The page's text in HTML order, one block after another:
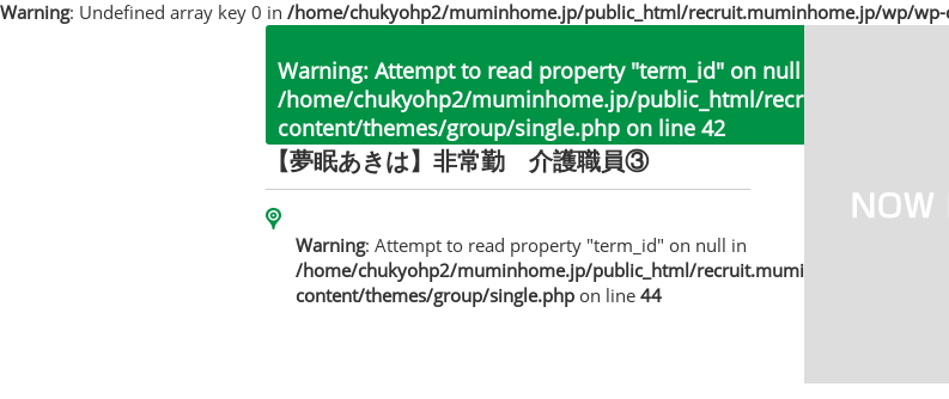
Warning: Undefined array key 0 in /home/chukyohp2/muminhome.jp/public_html/recruit.muminhome.jp/wp/
Warning: Attempt to read property "term_id" on null in
/home/chukyohp2/muminhome.jp/public_html/
content/themes/group/single.php on line 42
【夢眠あきは】非常勤 介護職員③
Warning: Attempt to read property "term_id" on null in
/home/chukyohp2/muminhome.jp/public_html/recruit.muminhome.jp/wp/wp-
content/themes/group/single.php on line 44